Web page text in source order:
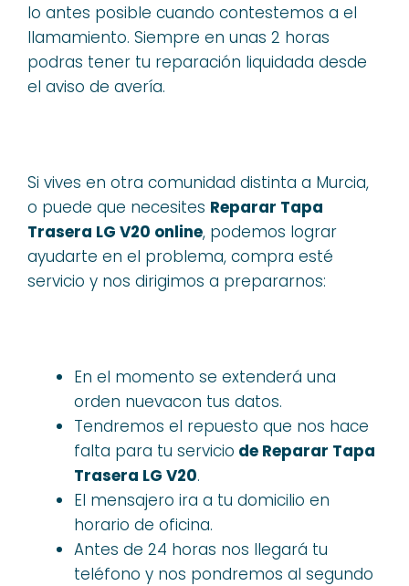
lo antes posible cuando contestemos a el
llamamiento. Siempre en unas 2 horas
podras tener tu reparación liquidada desde
el aviso de avería.
Si vives en otra comunidad distinta a Murcia,
o puede que necesites Reparar Tapa
Trasera LG V20 online, podemos lograr
ayudarte en el problema, compra esté
servicio y nos dirigimos a prepararnos:
En el momento se extenderá una
orden nuevacon tus datos.
Tendremos el repuesto que nos hace
falta para tu servicio de Reparar Tapa
Trasera LG V20.
El mensajero ira a tu domicilio en
horario de oficina.
Antes de 24 horas nos llegará tu
teléfono y nos pondremos al segundo